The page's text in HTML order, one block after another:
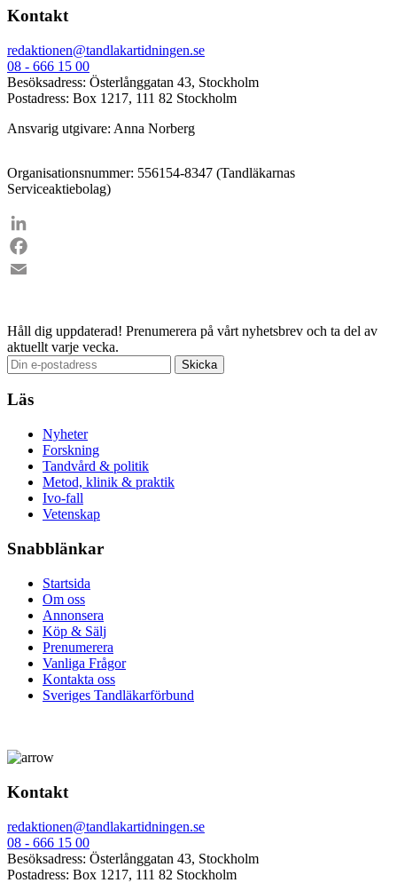
Kontakt
redaktionen@tandlakartidningen.se
08 - 666 15 00
Besöksadress: Österlånggatan 43, Stockholm
Postadress: Box 1217, 111 82 Stockholm
Ansvarig utgivare: Anna Norberg
Organisationsnummer: 556154-8347 (Tandläkarnas
Serviceaktiebolag)
LinkedIn
Facebook
Håll dig uppdaterad! Prenumerera på vårt nyhetsbrev och ta del av
aktuellt varje vecka.
Läs
Nyheter
Forskning
Tandvård & politik
Metod, klinik & praktik
Ivo-fall
Vetenskap
Snabblänkar
Startsida
Om oss
Annonsera
Köp & Sälj
Prenumerera
Vanliga Frågor
Kontakta oss
Sveriges Tandläkarförbund
Kontakt
redaktionen@tandlakartidningen.se
08 - 666 15 00
Besöksadress: Österlånggatan 43, Stockholm
Postadress: Box 1217, 111 82 Stockholm